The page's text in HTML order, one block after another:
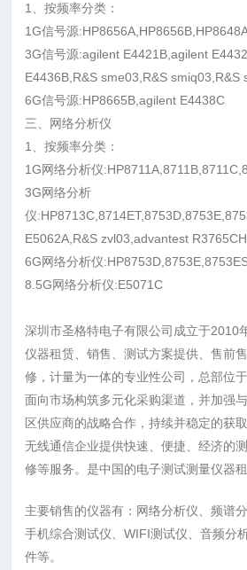
1、按频率分类：
1G信号源
3G信号源:agilent E4421B,agilent
E4436B,R&S sme03,R&S smiq03,R&S
6G信号源:HP8665B,agilent E4438C
三、网络分析仪
1、按频率分类：
1G网络分析仪
3G网络分析
仪
E5062A,R&S zvl03,advantest
6G网络分析仪
8.5G网络分析仪:E5071C
深圳市圣格特电子有限公司成立于2010
仪器租赁、销售、测试方案提供、售前
修，计量为一体的专业性公司，总部位
面向市场构筑多元化采购渠道，并加强
区供应商的战略合作，持续并稳定的获
无线通信企业提供快速、便捷、经济的
修等服务。是中国的电子测试测量仪器
主要销售的仪器有：网络分析仪、频谱
手机综合测试仪、WIFI测试仪、音频分
件等。